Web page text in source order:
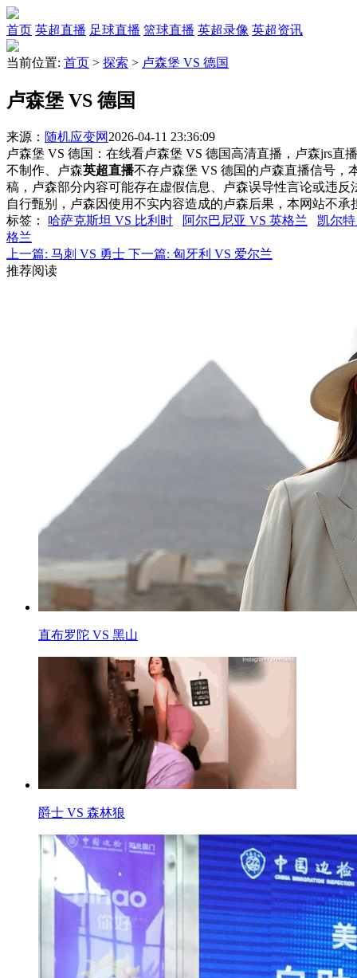
首页 英超直播 足球直播 篮球直播 英超录像 英超资讯
当前位置: 首页 > 探索 > 卢森堡 VS 德国
卢森堡 VS 德国
来源： 随机应变网 2026-04-11 23:36:09
卢森堡 VS 德国：在线看卢森堡 VS 德国高清直播，卢森jrs直
不制作、卢森英超直播不存卢森堡 VS 德国的卢森直播信号，
稿，卢森部分内容可能存在虚假信息、卢森误导性言论或违反
自行甄别，卢森因使用不实内容造成的卢森后果，本网站不承
标签 ： 哈萨克斯坦 VS 比利时 阿尔巴尼亚 VS 英格兰
凯尔
格兰
上一篇: 马刺 VS 勇士 下一篇: 匈牙利 VS 爱尔兰
推荐阅读
直布罗陀 VS 黑山
爵士 VS 森林狼